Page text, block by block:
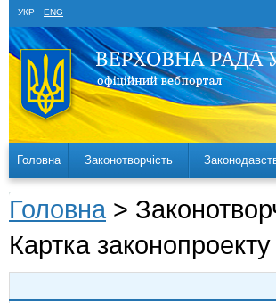
УКР ENG
Головна Законотворчість
Головна >
Картка